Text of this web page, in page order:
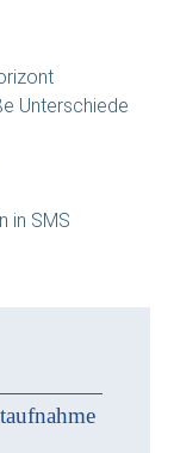
Unterschiede
in SMS